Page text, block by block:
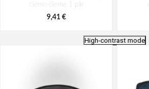
čierno-čierne 1 pár
9,41 €
High-contrast mode